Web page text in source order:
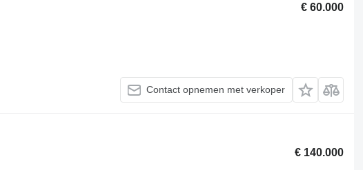
€ 60.000
Contact opnemen met verkoper
€ 140.000